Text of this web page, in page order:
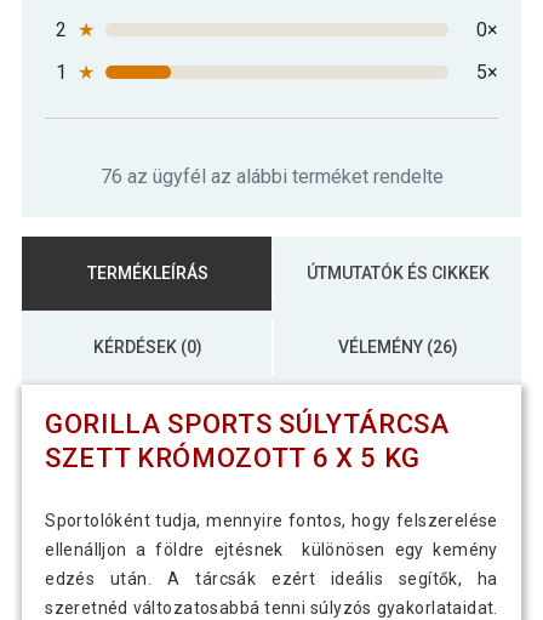
2 ★
0×
1
★ 5×
76 az ügyfél az alábbi terméket rendelte
TERMÉKLEÍRÁS ÚTMUTATÓK ÉS CIKKEK
KÉRDÉSEK (0) VÉLEMÉNY (26)
GORILLA SPORTS SÚLYTÁRCSA
SZETT KRÓMOZOTT 6 X 5 KG
Sportolóként tudja, mennyire fontos, hogy felszerelése
ellenálljon a földre ejtésnek különösen egy kemény
edzés után. A tárcsák ezért ideális segítők, ha
szeretnéd változatosabbá tenni súlyzós gyakorlataidat.